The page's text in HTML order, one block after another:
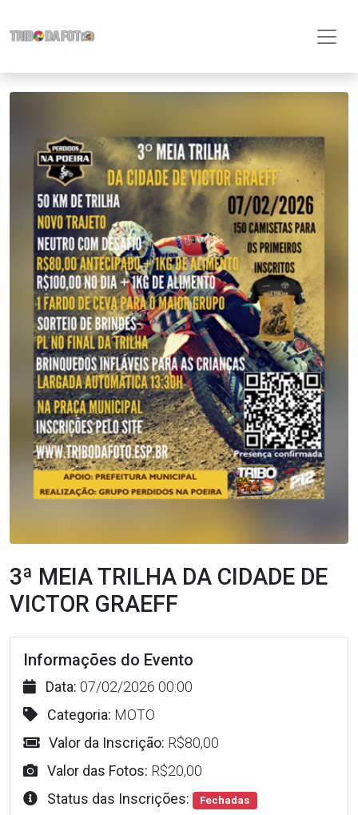
3ª MEIA TRILHA DA CIDADE DE
VICTOR GRAEFF
Informações do Evento
Data: 07/02/2026 00:00
Categoria: MOTO
Valor da Inscrição: R$80,00
Valor das Fotos: R$20,00
Status das Inscrições:
Fechadas